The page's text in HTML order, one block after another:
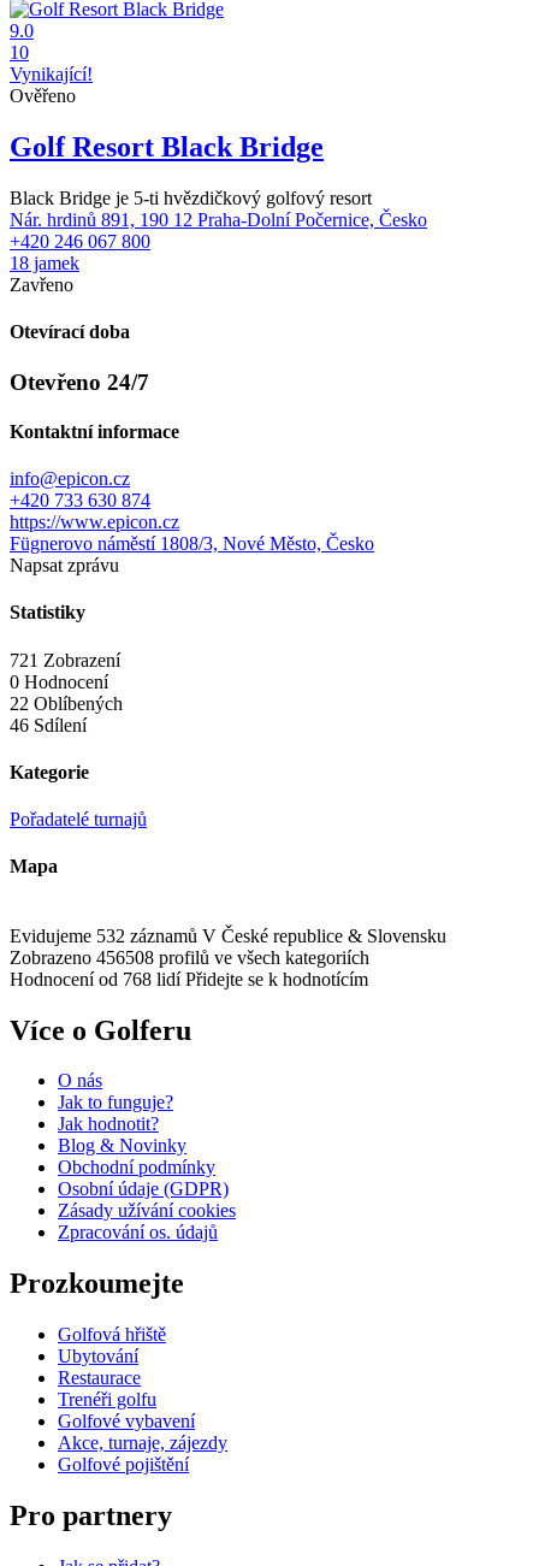
9.0
10
Vynikající!
Ověřeno
Golf Resort Black Bridge
Black Bridge je 5-ti hvězdičkový golfový resort
Nár. hrdinů 891, 190 12 Praha-Dolní Počernice, Česko
+420 246 067 800
18 jamek
Zavřeno
Otevírací doba
Otevřeno 24/7
Kontaktní informace
info@epicon.cz
+420 733 630 874
https://www.epicon.cz
Fügnerovo náměstí 1808/3, Nové Město, Česko
Napsat zprávu
Statistiky
721 Zobrazení
0 Hodnocení
22 Oblíbených
46 Sdílení
Kategorie
Pořadatelé turnajů
Mapa
Evidujeme 532 záznamů V České republice & Slovensku
Zobrazeno 456508 profilů ve všech kategoriích
Hodnocení od 768 lidí Přidejte se k hodnotícím
Více o Golferu
O nás
Jak to funguje?
Jak hodnotit?
Blog & Novinky
Obchodní podmínky
Osobní údaje (GDPR)
Zásady užívání cookies
Zpracování os. údajů​
Prozkoumejte
Golfová hřiště
Ubytování
Restaurace
Trenéři golfu
Golfové vybavení
Akce, turnaje, zájezdy
Golfové pojištění
Pro partnery